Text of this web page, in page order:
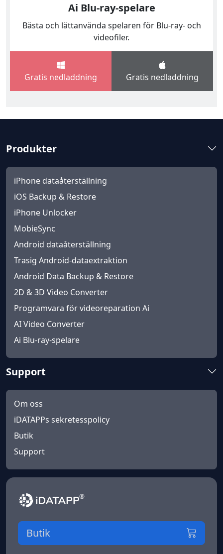
Ai Blu-ray-spelare
Bästa och lättanvända spelaren för Blu-ray- och
videofiler.
Gratis nedladdning Gratis nedladdning
Produkter
iPhone dataåterställning
iOS Backup & Restore
iPhone Unlocker
MobieSync
Android dataåterställning
Trasig Android-dataextraktion
Android Data Backup & Restore
2D & 3D Video Converter
Programvara för videoreparation Ai
AI Video Converter
Ai Blu-ray-spelare
Support
Om oss
iDATAPPs sekretesspolicy
Butik
Support
Butik